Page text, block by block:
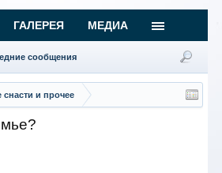
снасти и прочее
сообщения
ГАЛЕРЕЯ МЕДИА